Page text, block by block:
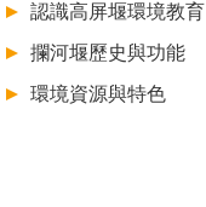
認識高屏堰環境教育
攔河堰歷史與功能
環境資源與特色